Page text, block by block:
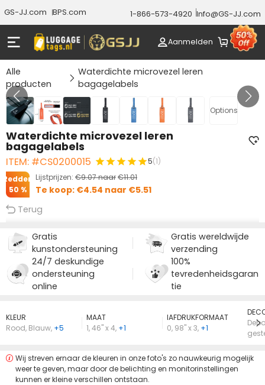
GS-JJ.com BPS.com 1-866-573-4920 Info@GS-JJ.com
Aanmelden
Alle
producten
Waterdichte microvezel leren
bagagelabels
Options
GALERIJ 1/7
Waterdichte microvezel leren
bagagelabels
ITEM: #CS0200015 5(1)
Lijstprijzen: €9.07naar€11.01
Redden
50 %
Te koop: €4.54 naar €5.51
Terug
Gratis
kunstondersteuning
Gratis wereldwijde
verzending
24/7 deskundige
ondersteuning
online
100%
tevredenheidsgaran
tie
KLEUR
Rood, Blauw, +5
MAAT
1,46" x 4, +1
lAFDRUKFORMAAT
0,98" x 3, +1
Wij streven ernaar de kleuren in onze foto's zo nauwkeurig mogelijk
weer te geven, maar door de belichting en monitorinstellingen
kunnen er kleine verschillen ontstaan.